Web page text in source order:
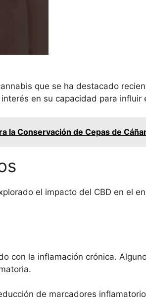
que se ha destacado
en su capacidad para influir
la Conservación de Cepas de
el impacto del CBD en el
con la inflamación crónica.
de marcadores